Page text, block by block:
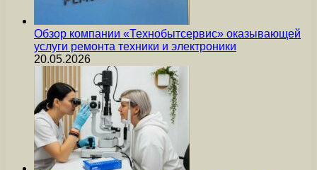
Обзор компании «Технобытсервис» оказывающей
услуги ремонта техники и электроники
20.05.2026